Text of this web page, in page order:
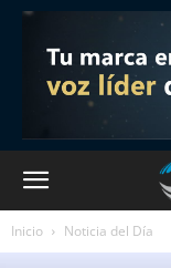
Inicio Noticia del Día